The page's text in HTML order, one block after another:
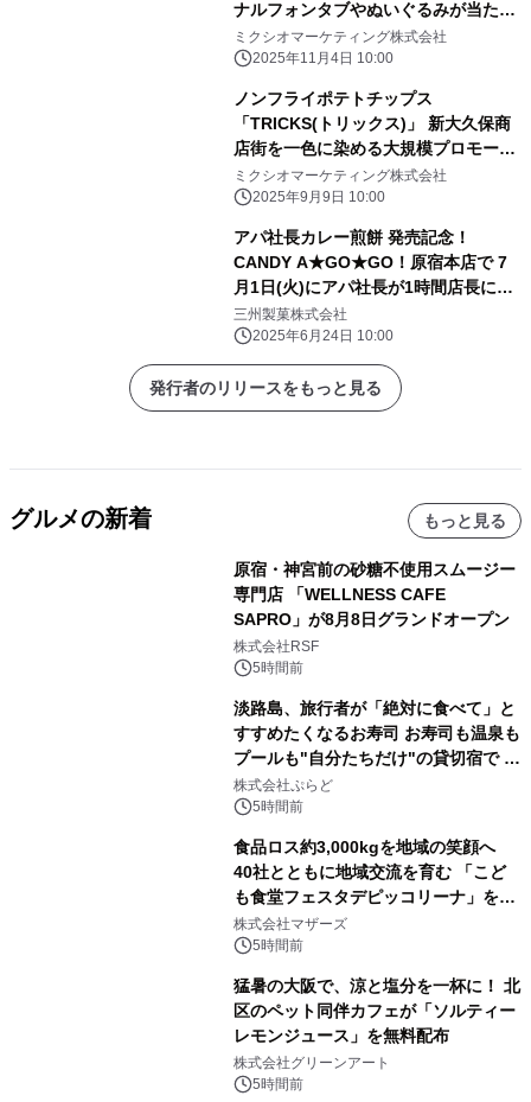
ナルフォンタブやぬいぐるみが当たる
「いつも一緒に！TRICKSプレゼント
キャンペーン」 11月7日スタート
ミクシオマーケティング株式会社
2025年11月4日 10:00
ノンフライポテトチップス
「TRICKS(トリックス)」 新大久保商
店街を一色に染める大規模プロモーシ
ョン実施 ～KEY TO LITとコラボし
た 商店街全体でのフラッグ掲示を9月
17日より開催～
ミクシオマーケティング株式会社
2025年9月9日 10:00
アパ社長カレー煎餅 発売記念！
CANDY A★GO★GO！原宿本店で 7
月1日(火)にアパ社長が1時間店長に就
任！
三州製菓株式会社
2025年6月24日 10:00
発行者のリリースをもっと見る
グルメの新着 もっと見る
原宿・神宮前の砂糖不使用スムージー
専門店 「WELLNESS CAFE
SAPRO」が8月8日グランドオープン
株式会社RSF
5時間前
淡路島、旅行者が「絶対に食べて」と
すすめたくなるお寿司 お寿司も温泉も
プールも"自分たちだけ"の貸切宿で 1
日1組限定「岩屋温泉 絵島別庭 海と
森」の握り寿司プラン
株式会社ぷらど
5時間前
食品ロス約3,000kgを地域の笑顔へ
40社とともに地域交流を育む 「こど
も食堂フェスタデピッコリーナ」を9
月5日(土)開催
株式会社マザーズ
5時間前
猛暑の大阪で、涼と塩分を一杯に！ 北
区のペット同伴カフェが「ソルティー
レモンジュース」を無料配布
株式会社グリーンアート
5時間前